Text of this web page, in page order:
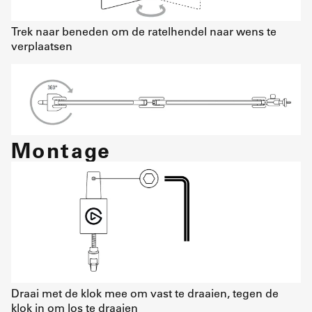
Trek naar beneden om de ratelhendel naar wens te
verplaatsen
Montage
Draai met de klok mee om vast te draaien, tegen de
klok in om los te draaien